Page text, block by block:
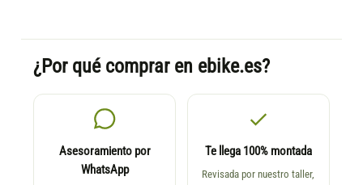
¿Por qué comprar en ebike.es?
Asesoramiento por
WhatsApp
Te llega 100% montada
Revisada por nuestro taller,